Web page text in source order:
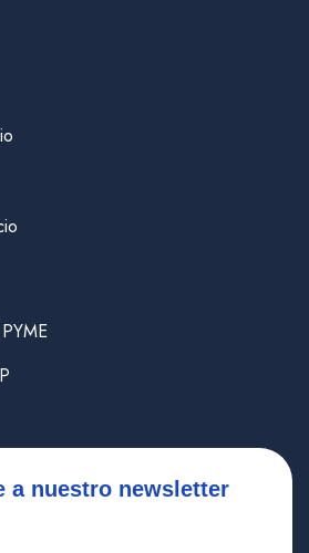
a nuestro newsletter